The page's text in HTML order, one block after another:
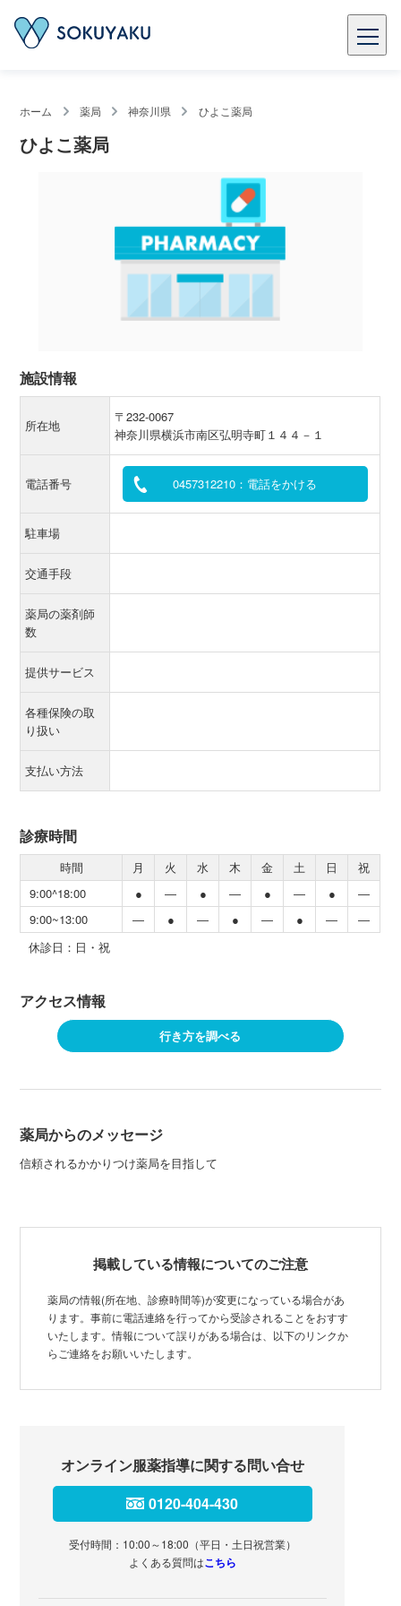
ホーム 薬局 神奈川県 ひよこ薬局
ひよこ薬局
施設情報
所在地
〒232-0067
神奈川県横浜市南区弘明寺町１４４－１
電話番号 0457312210：電話をかける
駐車場
交通手段
薬局の薬剤師
数
提供サービス
各種保険の取
り扱い
支払い方法
診療時間
時間 月 火 水 木 金 土 日
祝
9:00^18:00
● ― ● ― ● ― ●
―
9:00~13:00
― ● ― ● ― ● ―
―
休診日：日・祝
アクセス情報
行き方を調べる
薬局からのメッセージ
信頼されるかかりつけ薬局を目指して
掲載している情報についてのご注意
薬局の情報(所在地、診療時間等)が変更になっている場合があ
ります。事前に電話連絡を行ってから受診されることをおすす
いたします。情報について誤りがある場合は、以下のリンクか
らご連絡をお願いいたします。
オンライン服薬指導に関する問い合せ
0120-404-430
受付時間：10:00～18:00（平日・土日祝営業）
よくある質問はこちら